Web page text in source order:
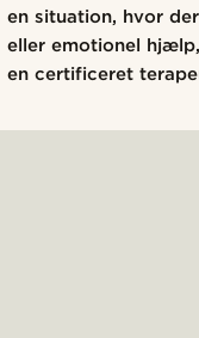
en situation, hvor
eller emotionel
en certificeret